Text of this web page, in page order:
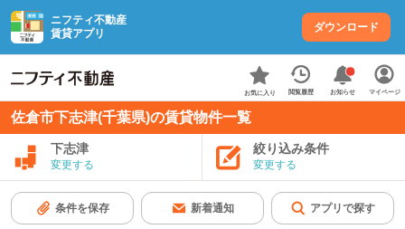
ニフティ不動産
賃貸アプリ
ダウンロード
お気に入り 閲覧履歴 お知らせ マイページ
佐倉市下志津(千葉県)の賃貸物件一覧
下志津
変更する
絞り込み条件
変更する
条件を保存 新着通知 アプリで探す